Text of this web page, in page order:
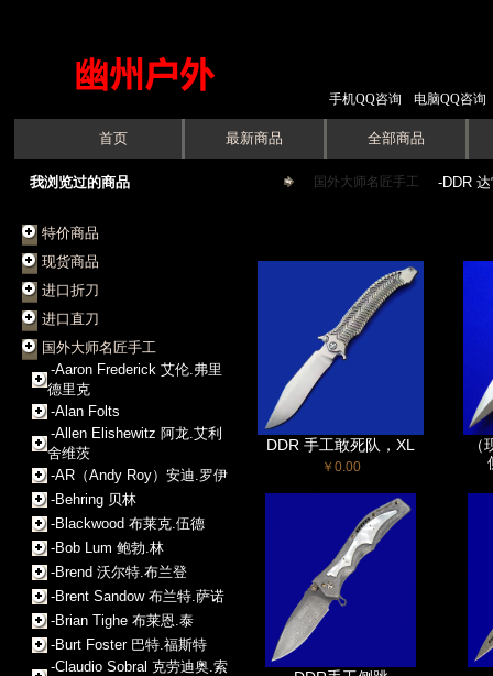
手机QQ咨询 电脑QQ咨询
首页 最新商品 全部商品
我浏览过的商品
特价商品
现货商品
进口折刀
进口直刀
国外大师名匠手工
-Aaron Frederick 艾伦.弗里
德里克
-Alan Folts
-Allen Elishewitz 阿龙.艾利
舍维茨
-AR（Andy Roy）安迪.罗伊
-Behring 贝林
-Blackwood 布莱克.伍德
-Bob Lum 鲍勃.林
-Brend 沃尔特.布兰登
-Brent Sandow 布兰特.萨诺
-Brian Tighe 布莱恩.泰
-Burt Foster 巴特.福斯特
-Claudio Sobral 克劳迪奥.索
国外大师名匠手工 -DDR
DDR 手工敢死队，XL
￥0.00